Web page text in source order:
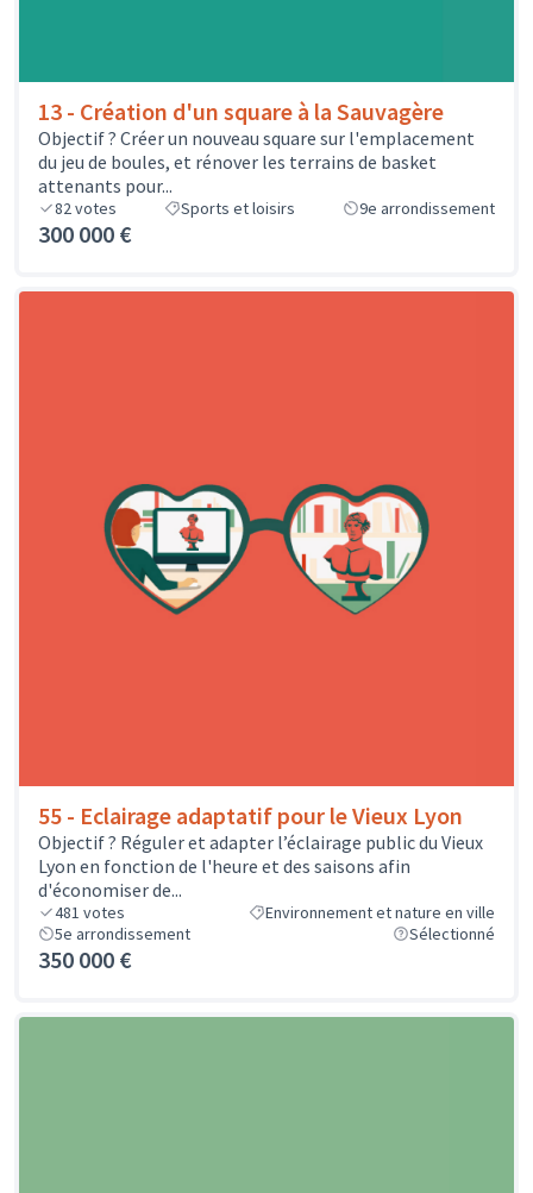
13 - Création d'un square à la Sauvagère
Objectif ? Créer un nouveau square sur l'emplacement
du jeu de boules, et rénover les terrains de basket
attenants pour...
82votes Sports et loisirs 9e arrondissement
300 000 €
55 - Eclairage adaptatif pour le Vieux Lyon
Objectif ? Réguler et adapter l’éclairage public du Vieux
Lyon en fonction de l'heure et des saisons afin
d'économiser de...
481 votes
Environnement et nature en ville
5e arrondissement
Sélectionné
350 000 €